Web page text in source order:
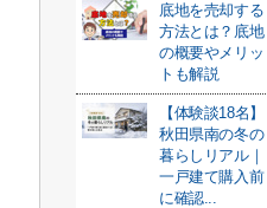
底地を売却する
方法とは？底地
の概要やメリッ
トも解説
【体験談18名】
秋田県南の冬の
暮らしリアル｜
一戸建て購入前
に確認...